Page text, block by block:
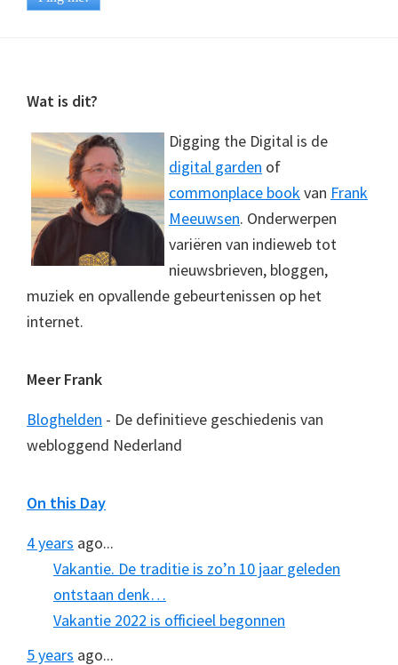
Footer
Wat is dit?
Digging the Digital is de
digital garden of
commonplace bookvan Frank
Meeuwsen. Onderwerpen
variëren van indieweb tot
nieuwsbrieven, bloggen,
muziek en opvallende gebeurtenissen op het
internet.
Meer Frank
Bloghelden - De definitieve geschiedenis van
webloggend Nederland
On this Day
4 years ago...
Vakantie. De traditie is zo’n 10 jaar geleden
ontstaan denk…
Vakantie 2022 is officieel begonnen
5 years ago...